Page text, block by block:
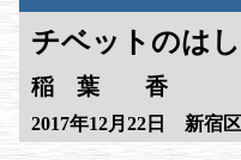
チベットのは
稲 葉 香
2017年12月22日 新宿